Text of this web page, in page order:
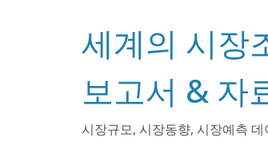
세계의 시장
보고서 & 자
시장규모, 시장동향, 시장예측 데